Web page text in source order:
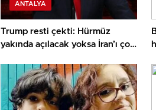
ANTALYA
Trump resti çekti: Hürmüz
yakında açılacak yoksa İran’ı çok